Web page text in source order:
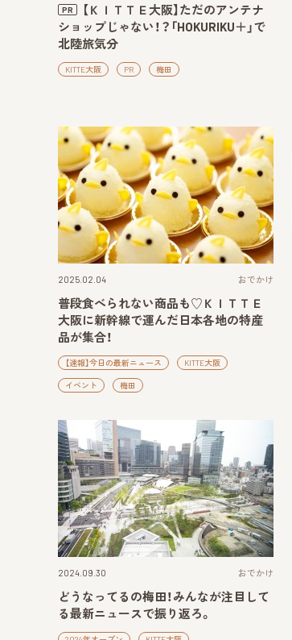
PR
【ＫＩＴＴＥ大阪】ただのアンテナ
ショップじゃない！？「HOKURIKU＋」で
北陸旅気分
KITTE大阪 PR 梅田
2025.02.04 おでかけ
普段食べられない商品も♡ＫＩＴＴＥ
大阪に新幹線で運んだ日本各地の特産
品が集合！
【速報】今日の最新ニュース KITTE大阪
イベント 梅田
2024.09.30 おでかけ
どうなってるの梅田！みんなが注目して
る最新ニュースで振り返ろ。